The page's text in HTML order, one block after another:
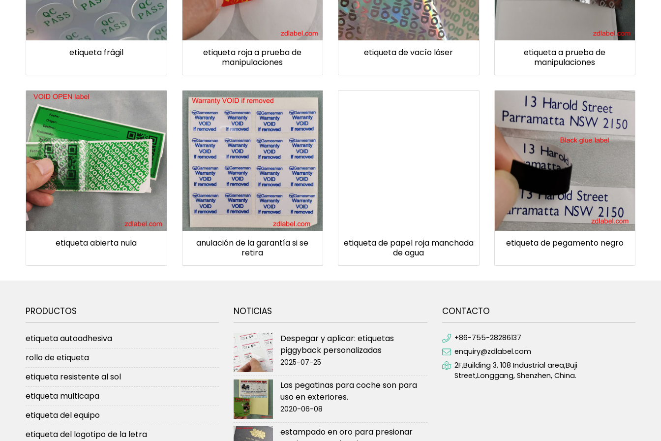
etiqueta frágil
etiqueta roja a prueba de
manipulaciones
etiqueta de vacío láser
etiqueta a prueba de
manipulaciones
etiqueta abierta nula
anulación de la garantía si se
retira
etiqueta de papel roja manchada
de agua
etiqueta de pegamento negro
PRODUCTOS
etiqueta autoadhesiva
rollo de etiqueta
etiqueta resistente al sol
etiqueta multicapa
etiqueta del equipo
etiqueta del logotipo de la letra
NOTICIAS
Despegar y aplicar: etiquetas
piggyback personalizadas
2025-07-25
Las pegatinas para coche son para
uso en exteriores.
2020-06-08
estampado en oro para presionar
CONTACTO
+86-755-28286137
enquiry@zdlabel.com
2F,Building 3, 108 Industrial area,Buji
Street,Longgang, Shenzhen, China.